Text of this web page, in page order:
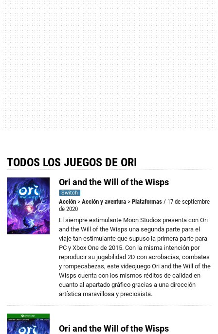
TODOS LOS JUEGOS DE ORI
Ori and the Will of the Wisps
Switch
Acción > Acción y aventura > Plataformas / 17 de septiembre
de 2020
El siempre estimulante Moon Studios presenta con Ori
and the Will of the Wisps una segunda parte para el
viaje tan estimulante que supuso la primera parte para
PC y Xbox One de 2015. Con la misma intención por
reproducir su jugabilidad 2D con acrobacias, combates
y rompecabezas, este videojuego Ori and the Will of the
Wisps cuenta con los mismos réditos de calidad en
cuanto al apartado gráfico gracias a una dirección
artística maravillosa y preciosista.
Ori and the Will of the Wisps